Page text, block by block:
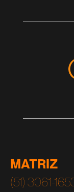
MATRIZ
(51) 3061-